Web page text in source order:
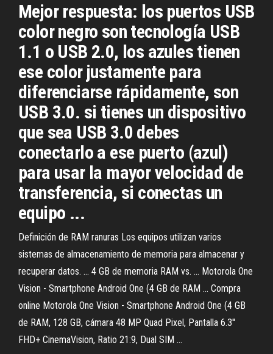
Mejor respuesta: los puertos USB
color negro son tecnología USB
1.1 o USB 2.0, los azules tienen
ese color justamente para
diferenciarse rápidamente, son
USB 3.0. si tienes un dispositivo
que sea USB 3.0 debes
conectarlo a ese puerto (azul)
para usar la mayor velocidad de
transferencia, si conectas un
equipo ...
Definición de RAM ranuras Los equipos utilizan varios
sistemas de almacenamiento de memoria para almacenar y
recuperar datos. ... 4 GB de memoria RAM vs. ... Motorola One
Vision - Smartphone Android One (4 GB de RAM ... Compra
online Motorola One Vision - Smartphone Android One (4 GB
de RAM, 128 GB, cámara 48 MP Quad Pixel, Pantalla 6.3''
FHD+ CinemaVision, Ratio 21:9, Dual SIM ...